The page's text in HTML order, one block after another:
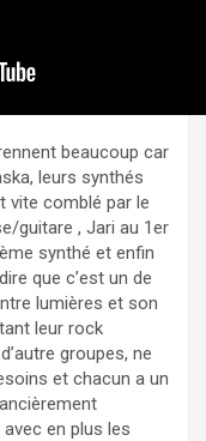
beaucoup car
leurs synthés
vite comblé par le
guitare , Jari au 1er
synthé et enfin
que c’est un de
lumières et son
leur rock
groupes, ne
et chacun a un
en plus les